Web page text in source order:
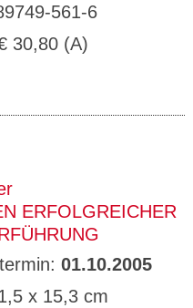
561-6
30,80 (A)
ERFOLGREICHER
01.10.2005
x 15,3 cm